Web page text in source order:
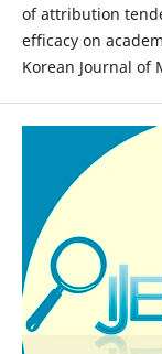
of attribution
efficacy on
Korean Journal of